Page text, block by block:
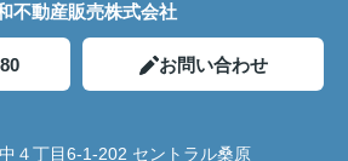
不動産販売株式会社
お問い合わせ
４丁目6-1-202 セントラル桑原